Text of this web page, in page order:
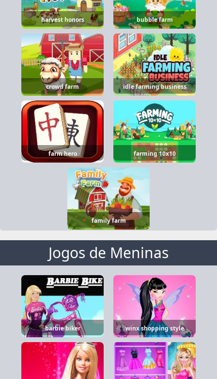
harvest honors bubble farm
crowd farm idle farming business
farm hero farming 10x10
family farm
Jogos de Meninas
barbie biker winx shopping style